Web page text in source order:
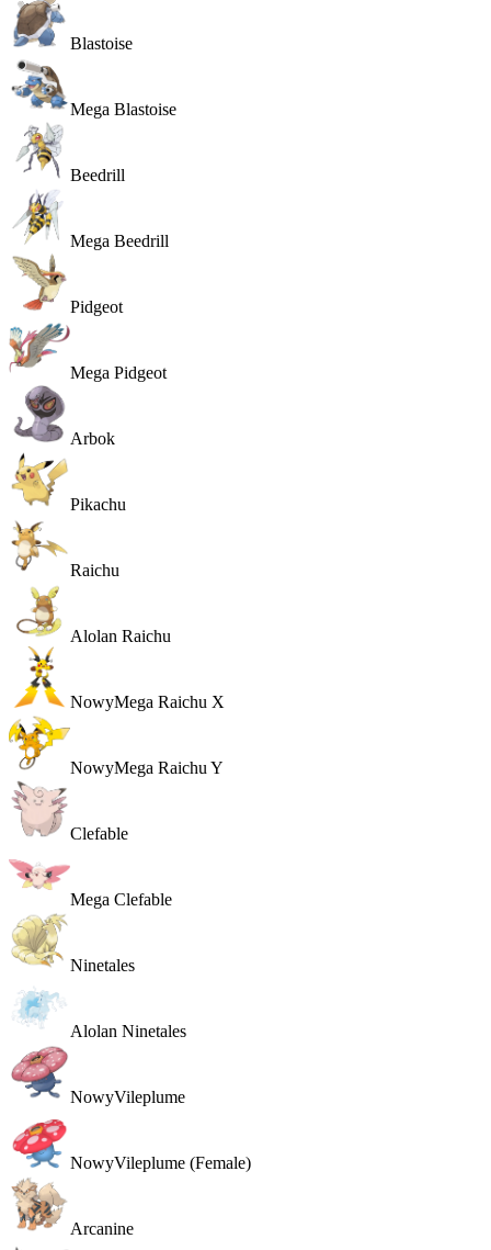
Blastoise
Mega Blastoise
Beedrill
Mega Beedrill
Pidgeot
Mega Pidgeot
Arbok
Pikachu
Raichu
Alolan Raichu
NowyMega Raichu X
NowyMega Raichu Y
Clefable
Mega Clefable
Ninetales
Alolan Ninetales
NowyVileplume
NowyVileplume (Female)
Arcanine